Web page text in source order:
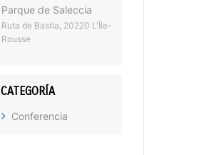
Parque de Saleccia
Ruta de Bastia, 20220 L'Île-
Rousse
CATEGORÍA
Conferencia